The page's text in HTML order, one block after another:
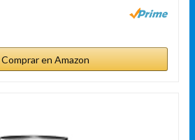
Comprar en Amazon